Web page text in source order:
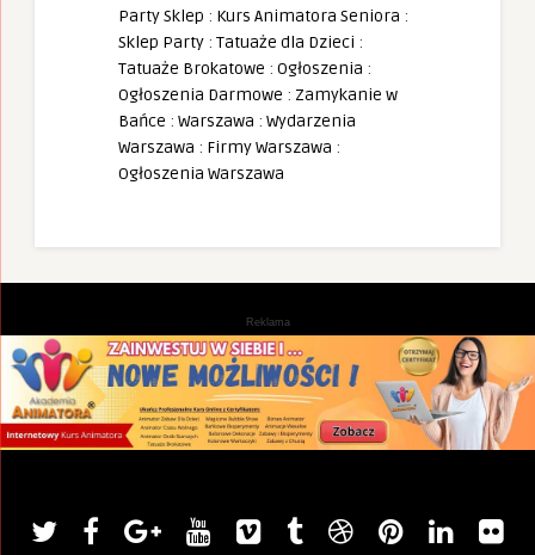
Party Sklep : Kurs Animatora Seniora :
Sklep Party : Tatuaże dla Dzieci :
Tatuaże Brokatowe : Ogłoszenia :
Ogłoszenia Darmowe : Zamykanie w
Bańce : Warszawa : Wydarzenia
Warszawa : Firmy Warszawa :
Ogłoszenia Warszawa
Reklama